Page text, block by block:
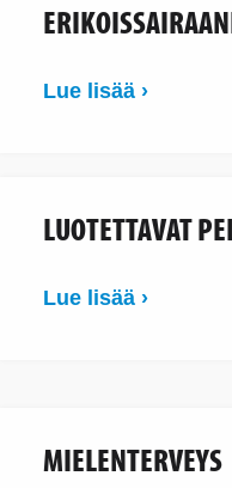
Lue lisää ›
LUOTETTAVAT
Lue lisää ›
MIELENTERVEYS